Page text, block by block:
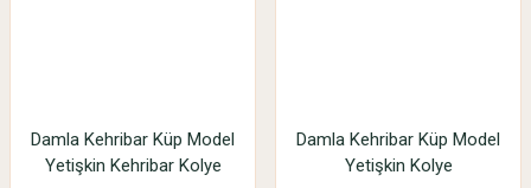
Damla Kehribar Küp Model
Yetişkin Kehribar Kolye
Damla Kehribar Küp Model
Yetişkin Kolye